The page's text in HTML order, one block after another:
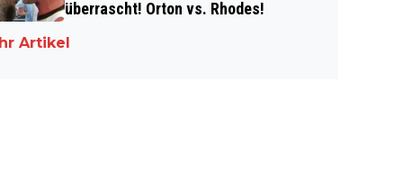
überrascht! Orton vs. Rhodes!
Artikel